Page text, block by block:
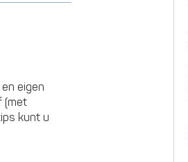
eigen
(met
kunt u